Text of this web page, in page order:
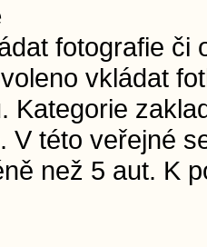
fotografie či
vkládat
Kategorie
V této veřejné
než 5 aut. K